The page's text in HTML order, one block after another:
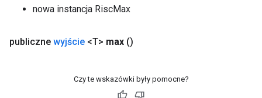
nowa instancja RiscMax
publiczne wyjście <T> max ()
Czy te wskazówki były pomocne?